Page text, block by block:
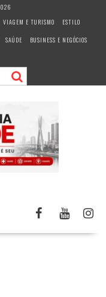
VIAGEM E TURISMO
ESTILO
SAÚDE
BUSINESS E NEGÓCIOS